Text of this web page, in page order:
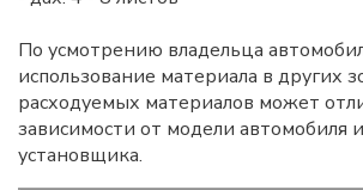
По усмотрению владельца
использование материала в других
расходуемых материалов может
зависимости от модели автомобиля
установщика.